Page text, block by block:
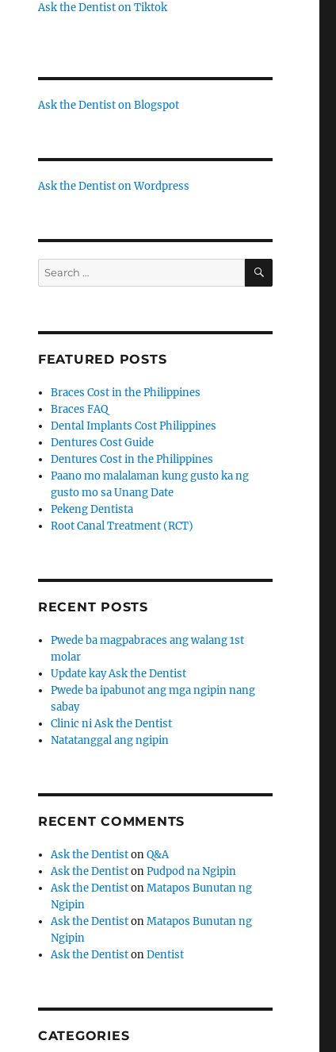
Ask the Dentist on Tiktok
Ask the Dentist on Blogspot
Ask the Dentist on Wordpress
Search
for:
SEARCH
FEATURED POSTS
Braces Cost in the Philippines
Braces FAQ
Dental Implants Cost Philippines
Dentures Cost Guide
Dentures Cost in the Philippines
Paano mo malalaman kung gusto ka ng
gusto mo sa Unang Date
Pekeng Dentista
Root Canal Treatment (RCT)
RECENT POSTS
Pwede ba magpabraces ang walang 1st
molar
Update kay Ask the Dentist
Pwede ba ipabunot ang mga ngipin nang
sabay
Clinic ni Ask the Dentist
Natatanggal ang ngipin
RECENT COMMENTS
Ask the DentistonQ&A
Ask the DentistonPudpod na Ngipin
Ask the DentistonMatapos Bunutan ng
Ngipin
Ask the DentistonMatapos Bunutan ng
Ngipin
Ask the DentistonDentist
CATEGORIES